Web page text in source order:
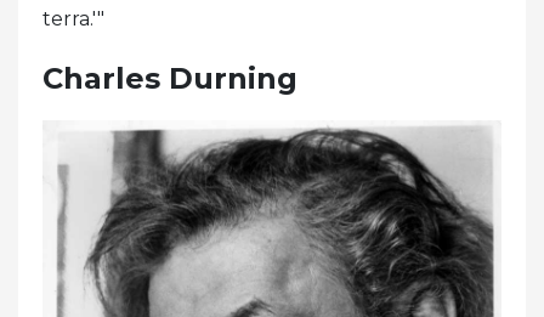
terra.'"
Charles Durning